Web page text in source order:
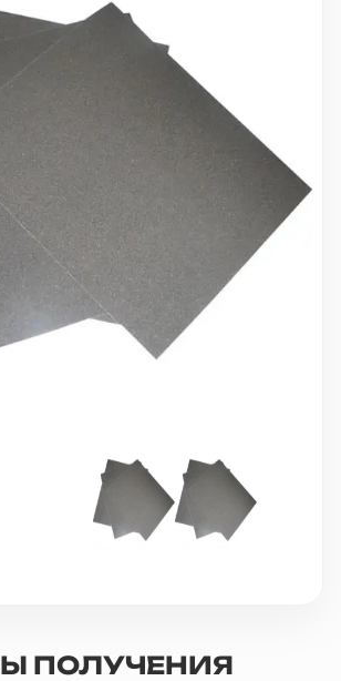
47
Оплата
Все бренды
ПОЛУЧЕНИЯ